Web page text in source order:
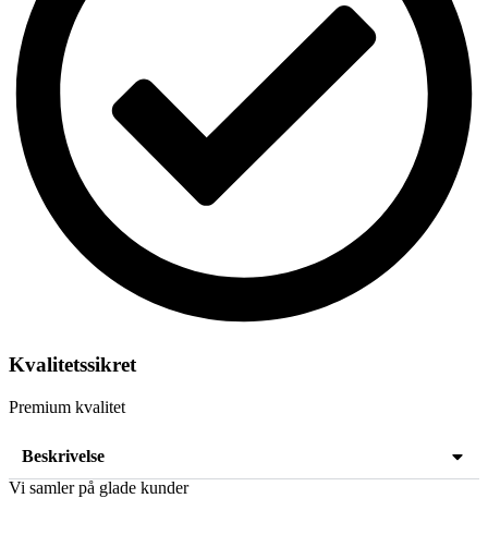
Kvalitetssikret
Premium kvalitet
Beskrivelse
Vi samler på glade kunder